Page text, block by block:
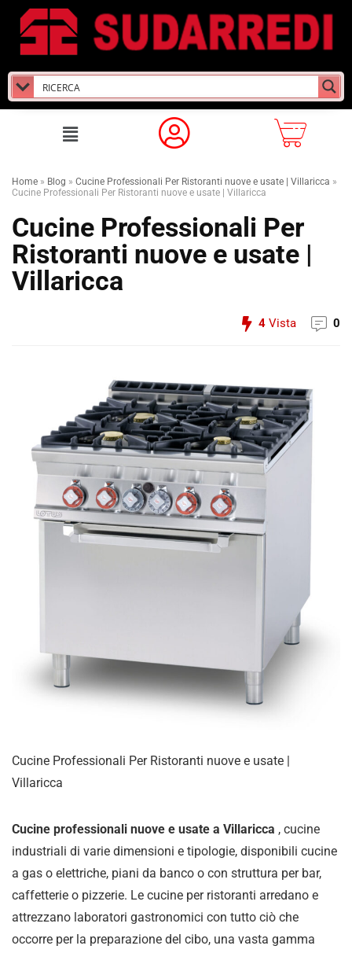
Home » Blog » Cucine Professionali Per Ristoranti nuove e usate | Villaricca »
Cucine Professionali Per Ristoranti nuove e usate | Villaricca
Cucine Professionali Per
Ristoranti nuove e usate |
Villaricca
4 Vista 0
Cucine Professionali Per Ristoranti nuove e usate |
Villaricca
Cucine professionali nuove e usate a Villaricca , cucine
industriali di varie dimensioni e tipologie, disponibili cucine
a gas o elettriche, piani da banco o con struttura per bar,
caffetterie o pizzerie. Le cucine per ristoranti arredano e
attrezzano laboratori gastronomici con tutto ciò che
occorre per la preparazione del cibo, una vasta gamma